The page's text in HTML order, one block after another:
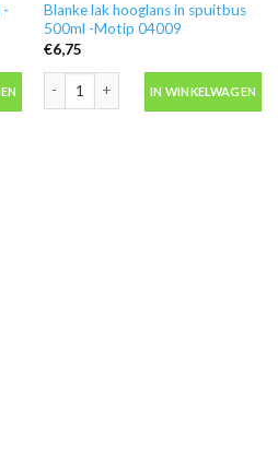
-
Blanke lak hooglans in spuitbus
500ml -Motip 04009
€6,75
IN WINKELWAGEN